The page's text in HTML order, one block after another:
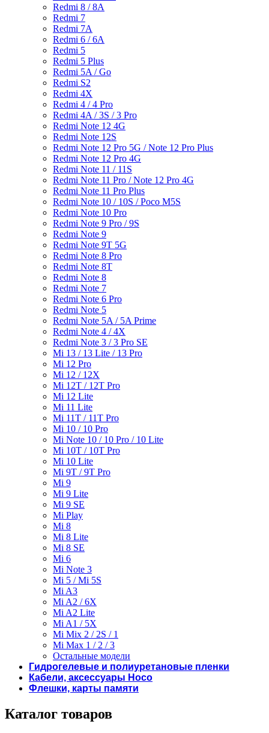
Redmi 8 / 8A
Redmi 7
Redmi 7A
Redmi 6 / 6A
Redmi 5
Redmi 5 Plus
Redmi 5A / Go
Redmi S2
Redmi 4X
Redmi 4 / 4 Pro
Redmi 4A / 3S / 3 Pro
Redmi Note 12 4G
Redmi Note 12S
Redmi Note 12 Pro 5G / Note 12 Pro Plus
Redmi Note 12 Pro 4G
Redmi Note 11 / 11S
Redmi Note 11 Pro / Note 12 Pro 4G
Redmi Note 11 Pro Plus
Redmi Note 10 / 10S / Poco M5S
Redmi Note 10 Pro
Redmi Note 9 Pro / 9S
Redmi Note 9
Redmi Note 9T 5G
Redmi Note 8 Pro
Redmi Note 8T
Redmi Note 8
Redmi Note 7
Redmi Note 6 Pro
Redmi Note 5
Redmi Note 5A / 5A Prime
Redmi Note 4 / 4X
Redmi Note 3 / 3 Pro SE
Mi 13 / 13 Lite / 13 Pro
Mi 12 Pro
Mi 12 / 12X
Mi 12T / 12T Pro
Mi 12 Lite
Mi 11 Lite
Mi 11T / 11T Pro
Mi 10 / 10 Pro
Mi Note 10 / 10 Pro / 10 Lite
Mi 10T / 10T Pro
Mi 10 Lite
Mi 9T / 9T Pro
Mi 9
Mi 9 Lite
Mi 9 SE
Mi Play
Mi 8
Mi 8 Lite
Mi 8 SE
Mi 6
Mi Note 3
Mi 5 / Mi 5S
Mi A3
Mi A2 / 6X
Mi A2 Lite
Mi A1 / 5X
Mi Mix 2 / 2S / 1
Mi Max 1 / 2 / 3
Остальные модели
Гидрогелевые и полиуретановые пленки
Кабели, аксессуары Hoco
Флешки, карты памяти
Каталог товаров